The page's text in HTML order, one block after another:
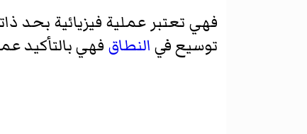
فهي تعتبر عملية فيزيائية بحد
توسيع في النطاق فهي بالتأكيد